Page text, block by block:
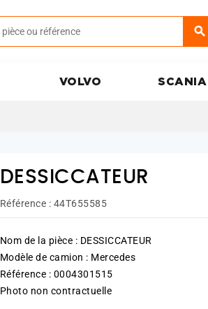
VOLVO SCANIA
DESSICCATEUR
Référence : 44T655585
Nom de la pièce : DESSICCATEUR
Modèle de camion : Mercedes
Référence : 0004301515
Photo non contractuelle